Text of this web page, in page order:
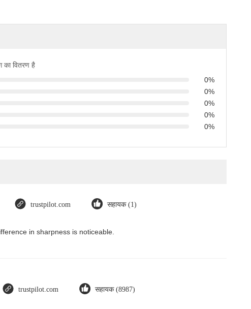
का वितरण है
0%
0%
0%
0%
0%
trustpilot.com सहायक (1)
in sharpness is noticeable.
trustpilot.com सहायक (8987)